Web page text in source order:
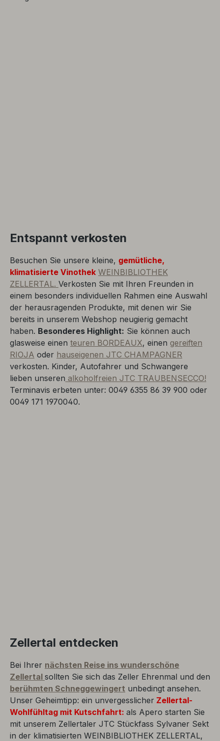
Entspannt verkosten
Besuchen Sie unsere kleine, gemütliche,
klimatisierte Vinothek WEINBIBLIOTHEK
ZELLERTAL. Verkosten Sie mit Ihren Freunden in
einem besonders individuellen Rahmen eine Auswahl
der herausragenden Produkte, mit denen wir Sie
bereits in unserem Webshop neugierig gemacht
haben. Besonderes Highlight: Sie können auch
glasweise einen teuren BORDEAUX, einen gereiften
RIOJA oder hauseigenen JTC CHAMPAGNER
verkosten. Kinder, Autofahrer und Schwangere
lieben unseren alkoholfreien JTC TRAUBENSECCO!
Terminavis erbeten unter: 0049 6355 86 39 900 oder
0049 171 1970040.
Zellertal entdecken
Bei Ihrer nächsten Reise ins wunderschöne
Zellertal sollten Sie sich das Zeller Ehrenmal und den
berühmten Schneggewingert unbedingt ansehen.
Unser Geheimtipp: ein unvergesslicher Zellertal-
Wohlfühltag mit Kutschfahrt: als Apero starten Sie
mit unserem Zellertaler JTC Stückfass Sylvaner Sekt
in der klimatisierten WEINBIBLIOTHEK ZELLERTAL,